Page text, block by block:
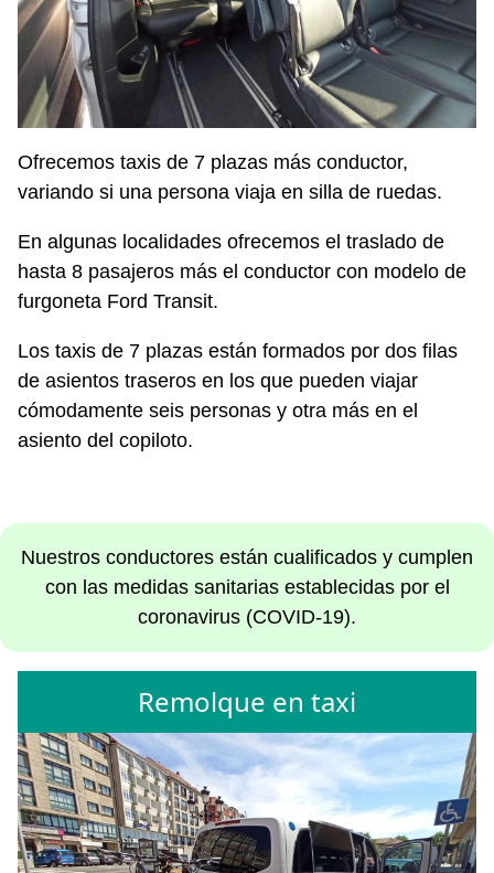
Ofrecemos taxis de 7 plazas más conductor,
variando si una persona viaja en silla de ruedas.
En algunas localidades ofrecemos el traslado de
hasta 8 pasajeros más el conductor con modelo de
furgoneta Ford Transit.
Los taxis de 7 plazas están formados por dos filas
de asientos traseros en los que pueden viajar
cómodamente seis personas y otra más en el
asiento del copiloto.
Nuestros conductores están cualificados y cumplen
con las medidas sanitarias establecidas por el
coronavirus (COVID-19).
Remolque en taxi